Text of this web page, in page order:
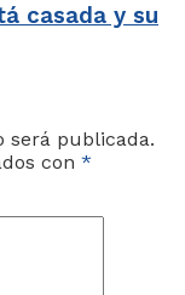
casada y su
será publicada.
con *